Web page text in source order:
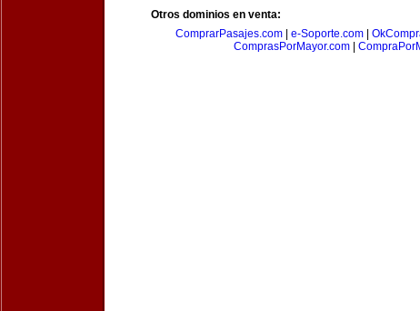
Otros dominios en venta:
ComprarPasajes.com
e-Soporte.com
ComprasPorMayor.com|